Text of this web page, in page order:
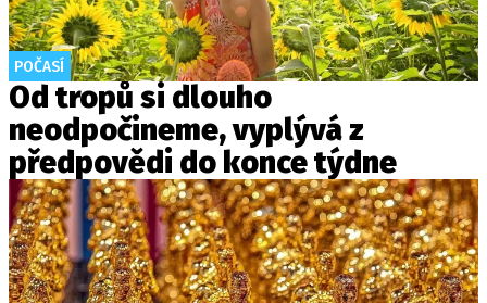
POČASÍ
Od tropů si dlouho
neodpočineme, vyplývá z
předpovědi do konce týdne